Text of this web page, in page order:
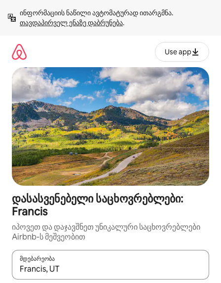
გადასვლა
თავდაპირველ ენაზე დაბრუნება.
Use app
დასასვენებელი საცხოვრებლები:
Francis
იპოვეთ და დაჯავშნეთ უნიკალური საცხოვრებლები
Airbnb-ს მეშვეობით
მდებარეობა
როცა შედეგები ხელმისაწვდომი გახდება, ნავიგაციისთვის